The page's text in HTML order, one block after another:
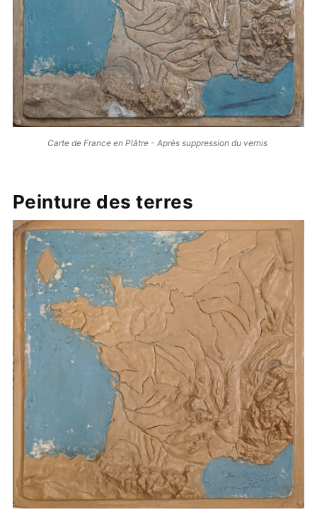
Carte de France en Plâtre - Après suppression du vernis
Peinture des terres